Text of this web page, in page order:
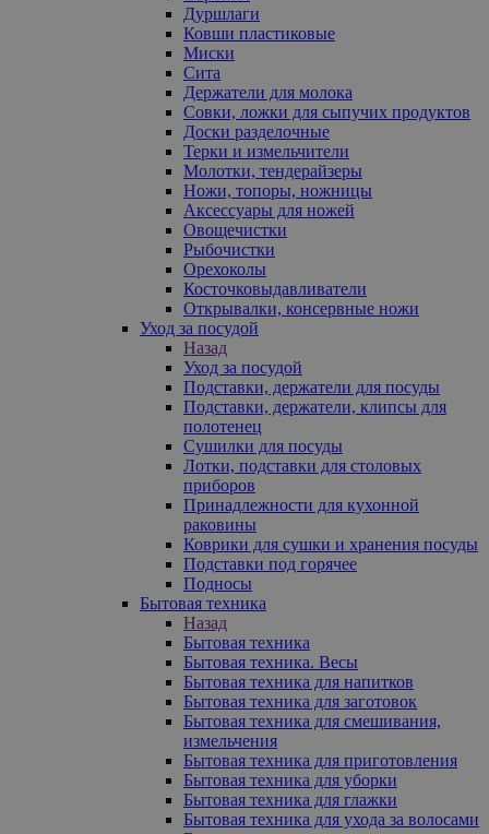
Дуршлаги
Ковши пластиковые
Миски
Сита
Держатели для молока
Совки, ложки для сыпучих продуктов
Доски разделочные
Терки и измельчители
Молотки, тендерайзеры
Ножи, топоры, ножницы
Аксессуары для ножей
Овощечистки
Рыбочистки
Орехоколы
Косточковыдавливатели
Открывалки, консервные ножи
Уход за посудой
Назад
Уход за посудой
Подставки, держатели для посуды
Подставки, держатели, клипсы для
полотенец
Сушилки для посуды
Лотки, подставки для столовых
приборов
Принадлежности для кухонной
раковины
Коврики для сушки и хранения посуды
Подставки под горячее
Подносы
Бытовая техника
Назад
Бытовая техника
Бытовая техника. Весы
Бытовая техника для напитков
Бытовая техника для заготовок
Бытовая техника для смешивания,
измельчения
Бытовая техника для приготовления
Бытовая техника для уборки
Бытовая техника для глажки
Бытовая техника для ухода за волосами